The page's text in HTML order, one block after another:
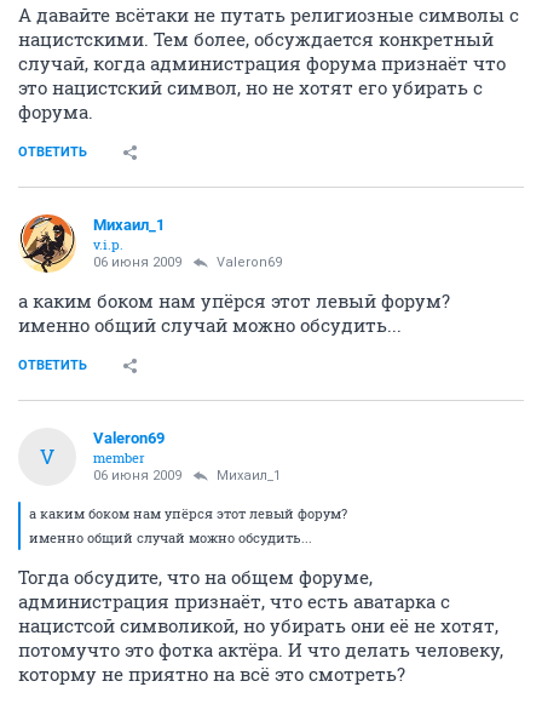
А давайте всётаки не путать религиозные символы с
нацистскими. Тем более, обсуждается конкретный
случай, когда администрация форума признаёт что
это нацистский символ, но не хотят его убирать с
форума.
ОТВЕТИТЬ
Михаил_1
v.i.p.
06 июня 2009 Valeron69
а каким боком нам упёрся этот левый форум?
именно общий случай можно обсудить...
ОТВЕТИТЬ
V
Valeron69
member
06 июня 2009 Михаил_1
а каким боком нам упёрся этот левый форум?
именно общий случай можно обсудить...
Тогда обсудите, что на общем форуме,
администрация признаёт, что есть аватарка с
нацистсой символикой, но убирать они её не хотят,
потомучто это фотка актёра. И что делать человеку,
которму не приятно на всё это смотреть?